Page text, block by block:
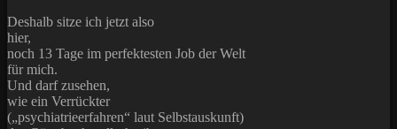
Deshalb sitze ich jetzt also
hier,
noch 13 Tage im perfektesten Job der Welt
für mich.
Und darf zusehen,
wie ein Verrückter
(„psychiatrieerfahren“ laut Selbstauskunft)